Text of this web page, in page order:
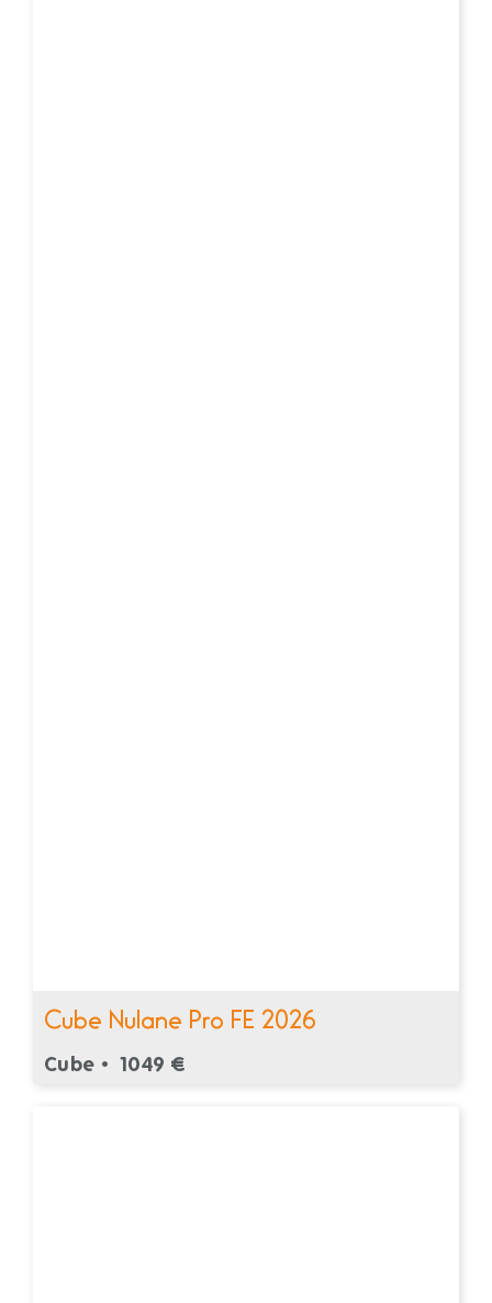
Cube Nulane Pro FE 2026
Cube • 1049 €